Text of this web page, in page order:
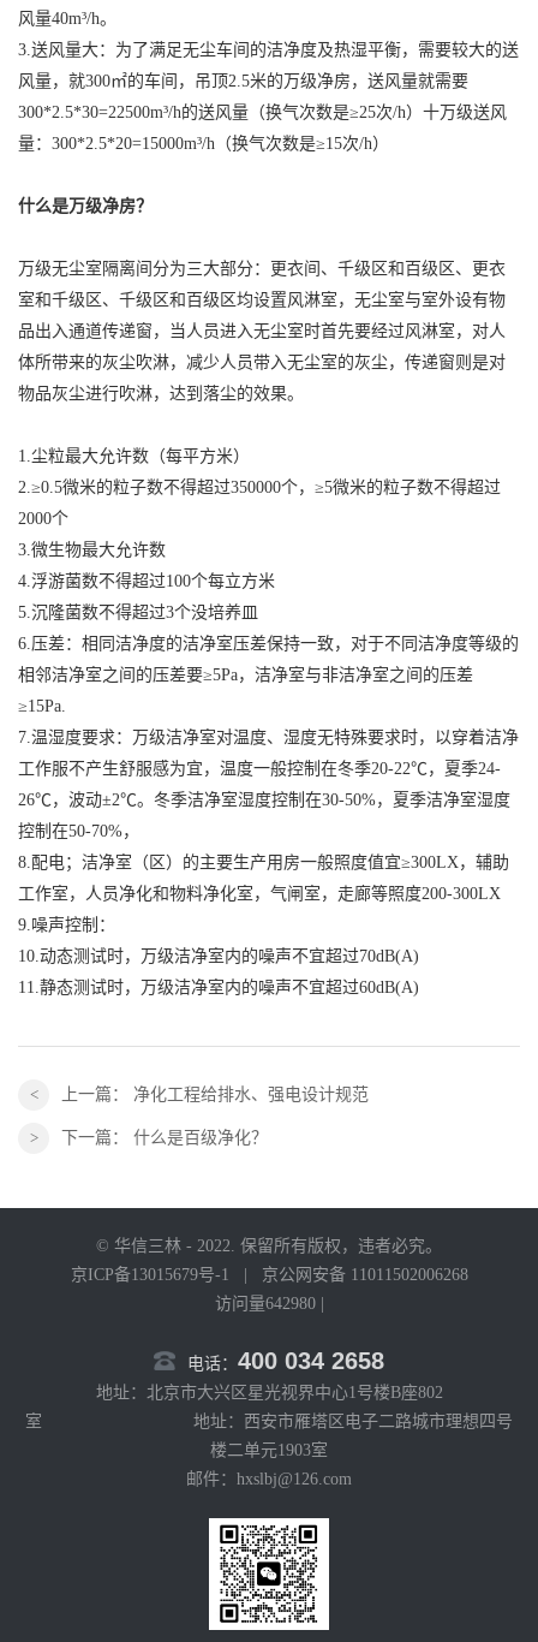
风量40m³/h。
3.送风量大：为了满足无尘车间的洁净度及热湿平衡，需要较大的送
风量，就300㎡的车间，吊顶2.5米的万级净房，送风量就需要
300*2.5*30=22500m³/h的送风量（换气次数是≥25次/h）十万级送风
量：300*2.5*20=15000m³/h（换气次数是≥15次/h）
什么是万级净房？
万级无尘室隔离间分为三大部分：更衣间、千级区和百级区、更衣
室和千级区、千级区和百级区均设置风淋室，无尘室与室外设有物
品出入通道传递窗，当人员进入无尘室时首先要经过风淋室，对人
体所带来的灰尘吹淋，减少人员带入无尘室的灰尘，传递窗则是对
物品灰尘进行吹淋，达到落尘的效果。
1.尘粒最大允许数（每平方米）
2.≥0.5微米的粒子数不得超过350000个，≥5微米的粒子数不得超过
2000个
3.微生物最大允许数
4.浮游菌数不得超过100个每立方米
5.沉隆菌数不得超过3个没培养皿
6.压差：相同洁净度的洁净室压差保持一致，对于不同洁净度等级的
相邻洁净室之间的压差要≥5Pa，洁净室与非洁净室之间的压差
≥15Pa.
7.温湿度要求：万级洁净室对温度、湿度无特殊要求时，以穿着洁净
工作服不产生舒服感为宜，温度一般控制在冬季20-22℃，夏季24-
26℃，波动±2℃。冬季洁净室湿度控制在30-50%，夏季洁净室湿度
控制在50-70%，
8.配电；洁净室（区）的主要生产用房一般照度值宜≥300LX，辅助
工作室，人员净化和物料净化室，气闸室，走廊等照度200-300LX
9.噪声控制：
10.动态测试时，万级洁净室内的噪声不宜超过70dB(A)
11.静态测试时，万级洁净室内的噪声不宜超过60dB(A)
上一篇： 净化工程给排水、强电设计规范
下一篇： 什么是百级净化？
© 华信三林 - 2022. 保留所有版权，违者必究。
京ICP备13015679号-1
京公网安备 11011502006268
访问量642980 |
电话： 400 034 2658
地址：北京市大兴区星光视界中心1号楼B座802
室 地址：西安市雁塔区电子二路城市理想四号
楼二单元1903室
邮件：hxslbj@126.com